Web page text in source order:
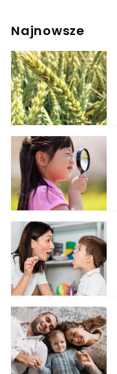
nimi na co dzień.
Najnowsze